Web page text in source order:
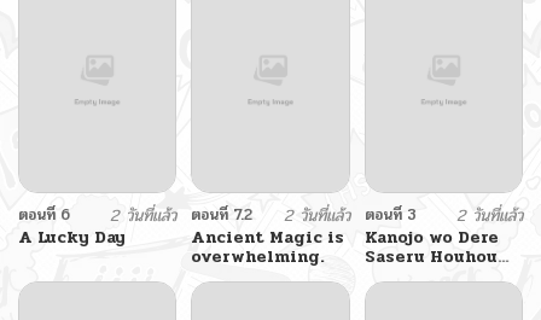
ตอนที่ 6
2 วันที่แล้ว
A Lucky Day
ตอนที่ 7.2
2 วันที่แล้ว
Ancient Magic is
overwhelming.
ตอนที่ 3
2 วันที่แล้ว
Kanojo wo Dere
Saseru Houhou
wo, Shourai
Kekkon suru Ore